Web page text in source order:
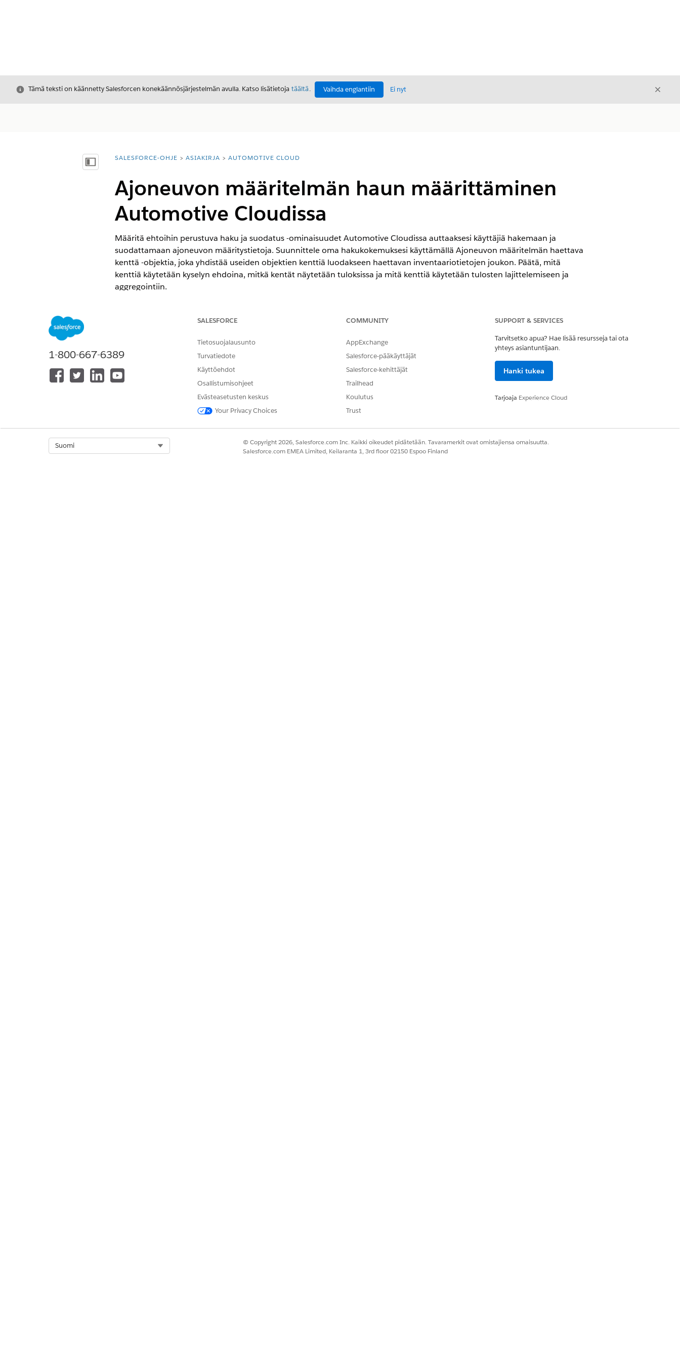
Sulje
Tämä teksti on käännetty Salesforcen konekäännösjärjestelmän avulla. Katso lisätietoja täältä. Vaihda englantiin Ei nyt Sulje
Näytä sisällysluettelo
Olet tässä:
SALESFORCE-OHJE ASIAKIRJA AUTOMOTIVE CLOUD
Ajoneuvon määritelmän haun määrittäminen
Automotive Cloudissa
Määritä ehtoihin perustuva haku ja suodatus -ominaisuudet Automotive Cloudissa auttaaksesi käyttäjiä hakemaan ja
suodattamaan ajoneuvon määritystietoja. Suunnittele oma hakukokemuksesi käyttämällä Ajoneuvon määritelmän haettava
kenttä -objektia, joka yhdistää useiden objektien kenttiä luodakseen haettavan inventaariotietojen joukon. Päätä, mitä
kenttiä käytetään kyselyn ehdoina, mitkä kentät näytetään tuloksissa ja mitä kenttiä käytetään tulosten lajittelemiseen ja
aggregointiin.
Ennen kuin määrität hakukokoonpanon, tutustu ajoneuvon määritelmän haun työnkulkuun Automotive Cloudissa.
Luo hakuehtojen kokoonpano suunnitellaksesi ajoneuvon määritelmän hakukokemuksen käyttäjillesi. Voit määrittää, mitä kenttiä
käyttäjät käyttävät suodatinehtoina ja mitä kenttiä he näkevät hakutuloksissa. Voit myös valita kentät, joita käyttäjät voivat käyttää
tulosten lajittelemiseen ja aggregointiin. Lopuksi voit valita, mitä toimintoja käyttäjä voi suorittaa hakutietueille ja määrittää
Haettavan objektin kokoonpanon luominen ajoneuvon määritelmän haulle
Jos haluat määrittää, miten tietoja päivitetään Ajoneuvon määritelmän haettava kenttä -objektissa, jota käytetään ajoneuvon
määritelmän haun perustana, luo haettava objektikokoonpano. Jos haluat luoda ja päivittää Ajoneuvon määritelmän haettava kenttä
1-800-667-6389
SALESFORCE
Tietosuojalausunto
Turvatiedote
Käyttöehdot
Osallistumisohjeet
Evästeasetusten keskus
Your Privacy Choices
COMMUNITY
AppExchange
Salesforce-pääkäyttäjät
Salesforce-kehittäjät
Trailhead
Koulutus
Trust
SUPPORT & SERVICES
Tarvitsetko apua? Hae lisää resursseja tai ota
yhteys asiantuntijaan.
Hanki tukea
Tarjoaja Experience Cloud
Suomi
© Copyright 2026, Salesforce.com Inc. Kaikki oikeudet pidätetään. Tavaramerkit ovat omistajiensa omaisuutta.
Salesforce.com EMEA Limited, Keilaranta 1, 3rd floor 02150 Espoo Finland